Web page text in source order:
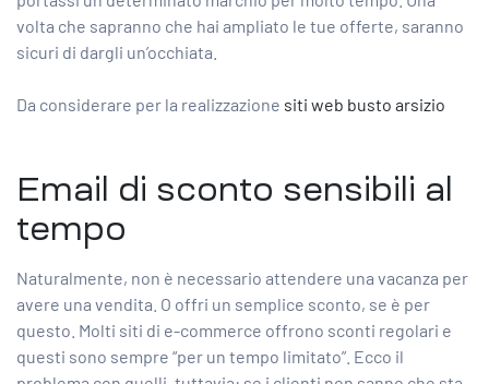
volta che sapranno che hai ampliato le tue offerte, saranno
sicuri di dargli un’occhiata.
Da considerare per la realizzazione siti web busto arsizio
Email di sconto sensibili al
tempo
Naturalmente, non è necessario attendere una vacanza per
avere una vendita. O offri un semplice sconto, se è per
questo. Molti siti di e-commerce offrono sconti regolari e
questi sono sempre “per un tempo limitato”. Ecco il